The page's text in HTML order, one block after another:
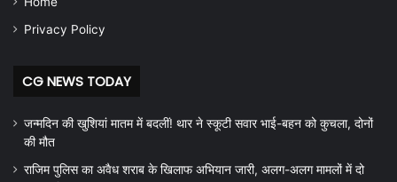
Privacy Policy
CG NEWS TODAY
जन्मदिन की खुशियां मातम में बदलीं! थार ने स्कूटी सवार भाई-बहन को कुचला, दोनों
की मौत
राजिम पुलिस का अवैध शराब के खिलाफ अभियान जारी, अलग-अलग मामलों में दो